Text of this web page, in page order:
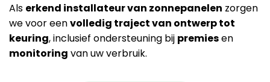
Als erkend installateur van zonnepanelen zorgen
we voor eenvolledig traject van ontwerp tot
keuring, inclusief ondersteuning bij premiesen
monitoring van uw verbruik.